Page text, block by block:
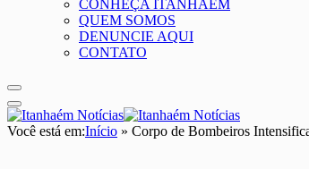
CONHEÇA ITANHAÉM
QUEM SOMOS
DENUNCIE AQUI
CONTATO
Você está em:Início » Corpo de Bombeiros